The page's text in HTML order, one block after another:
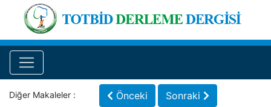
Diğer Makaleler : Önceki Sonraki